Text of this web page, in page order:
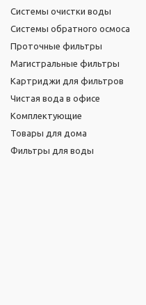
Системы очистки воды
Системы обратного осмоса
Проточные фильтры
Магистральные фильтры
Картриджи для фильтров
Чистая вода в офисе
Комплектующие
Товары для дома
Фильтры для воды